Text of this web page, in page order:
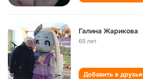
Галина Жарикова
65 лет
Добавить в друзья